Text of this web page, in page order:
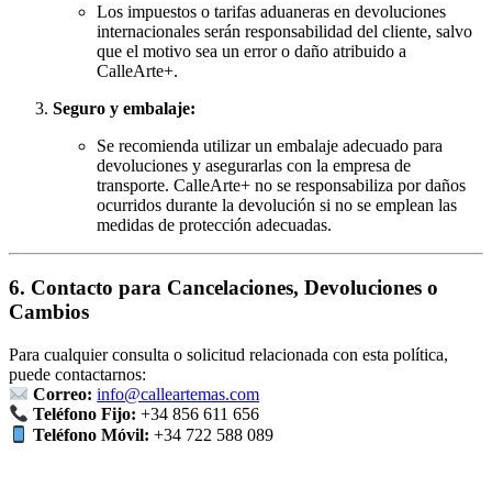
Los impuestos o tarifas aduaneras en devoluciones
internacionales serán responsabilidad del cliente, salvo
que el motivo sea un error o daño atribuido a
CalleArte+.
Seguro y embalaje:
Se recomienda utilizar un embalaje adecuado para
devoluciones y asegurarlas con la empresa de
transporte. CalleArte+ no se responsabiliza por daños
ocurridos durante la devolución si no se emplean las
medidas de protección adecuadas.
6. Contacto para Cancelaciones, Devoluciones o
Cambios
Para cualquier consulta o solicitud relacionada con esta política,
puede contactarnos:
Correo: info@calleartemas.com
Teléfono Fijo: +34 856 611 656
Teléfono Móvil: +34 722 588 089